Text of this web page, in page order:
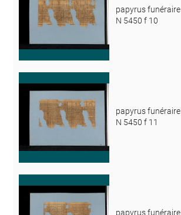
papyrus funéraire
N 5450 f 10
papyrus funéraire
N 5450 f 11
papyrus funéraire